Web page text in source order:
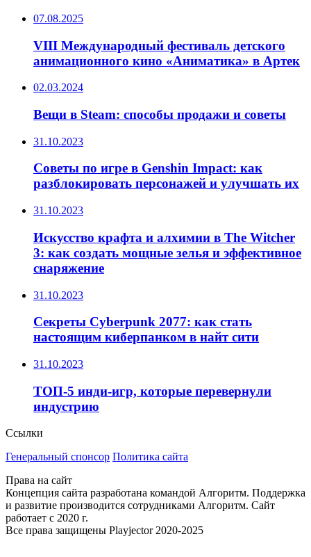
07.08.2025
VIII Международный фестиваль детского
анимационного кино «Аниматика» в Артек
02.03.2024
Вещи в Steam: способы продажи и советы
31.10.2023
Советы по игре в Genshin Impact: как
разблокировать персонажей и улучшать их
31.10.2023
Искусство крафта и алхимии в The Witcher
3: как создать мощные зелья и эффективное
снаряжение
31.10.2023
Секреты Cyberpunk 2077: как стать
настоящим киберпанком в найт сити
31.10.2023
ТОП-5 инди-игр, которые перевернули
индустрию
Ссылки
Генеральный спонсор Политика сайта
Права на сайт
Концепция сайта разработана командой Алгоритм. Поддержка
и развитие производится сотрудниками Алгоритм. Сайт
работает с 2020 г.
Все права защищены Playjector 2020-2025